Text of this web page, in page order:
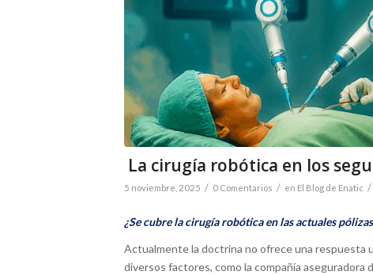
La cirugía robótica en los
5 noviembre, 2025 / 0 Comentarios / en El Blog de Enatic /
¿Se cubre la cirugía robótica en las actuales
Actualmente la doctrina no ofrece una respuesta
diversos factores, como la compañía